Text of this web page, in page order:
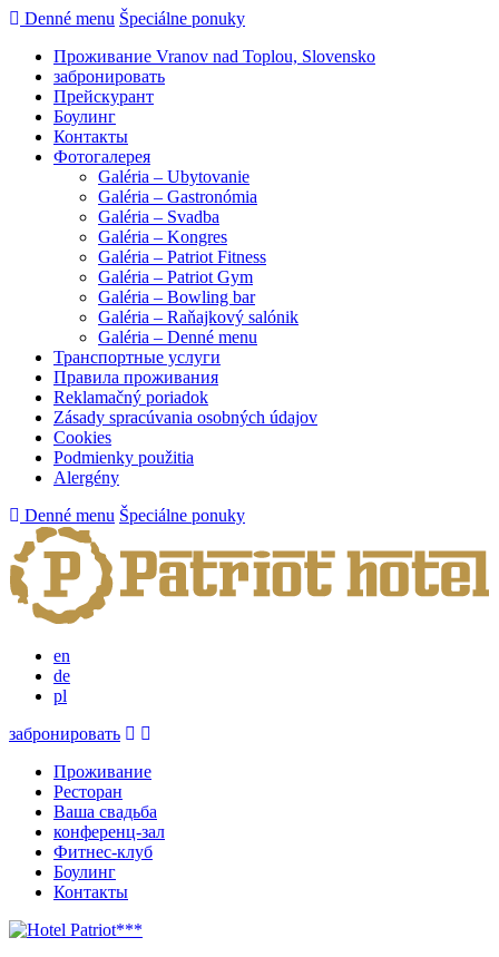
Denné menu Špeciálne ponuky
Проживание Vranov nad Toplou, Slovensko
забронировать
Прейскурант
Боулинг
Контакты
Фотогалерея
Galéria – Ubytovanie
Galéria – Gastronómia
Galéria – Svadba
Galéria – Kongres
Galéria – Patriot Fitness
Galéria – Patriot Gym
Galéria – Bowling bar
Galéria – Raňajkový salónik
Galéria – Denné menu
Транспортные услуги
Правила проживания
Reklamačný poriadok
Zásady spracúvania osobných údajov
Cookies
Podmienky použitia
Alergény
Denné menu Špeciálne ponuky
en
de
pl
забронировать
Проживание
Ресторан
Ваша свадьба
конференц-зал
Фитнес-клуб
Боулинг
Контакты